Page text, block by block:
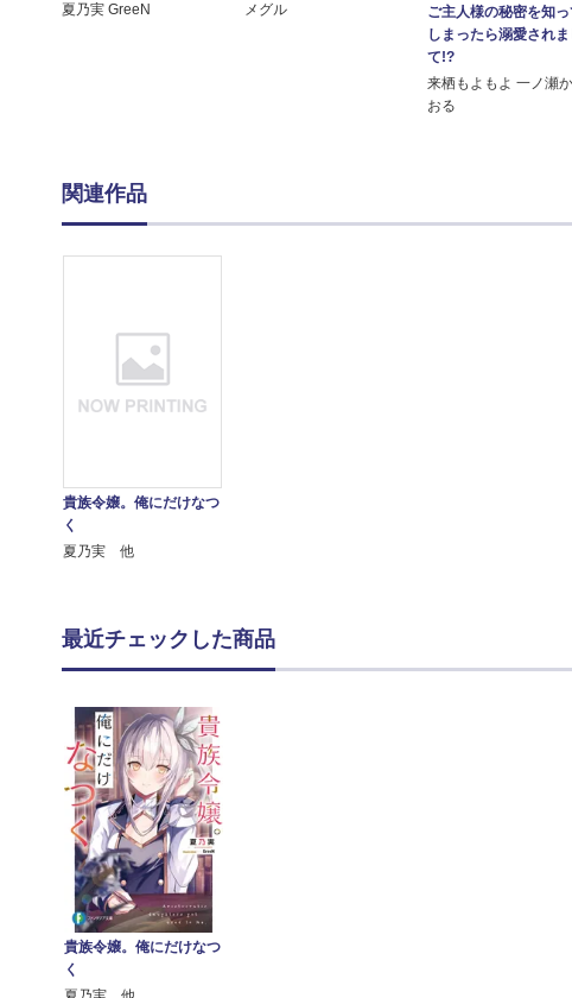
夏乃実 GreeN
メグル
ご主人様の秘密を知っ
しまったら溺愛されま
て!?
来栖もよもよ 一ノ瀬か
おる
関連作品
貴族令嬢。俺にだけなつ
く
夏乃実 他
最近チェックした商品
貴族令嬢。俺にだけなつ
く